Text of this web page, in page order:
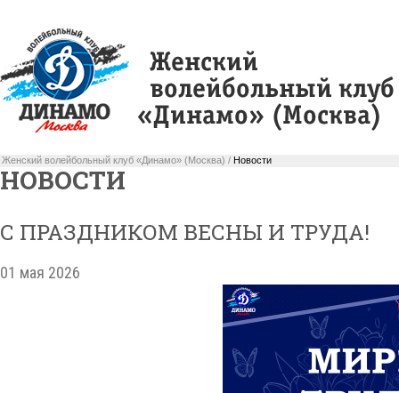
Женский волейбольный клуб «Динамо» (Москва) / Новости
НОВОСТИ
С ПРАЗДНИКОМ ВЕСНЫ И ТРУДА!
01 мая 2026